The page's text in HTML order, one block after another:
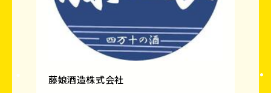
藤娘酒造株式会社